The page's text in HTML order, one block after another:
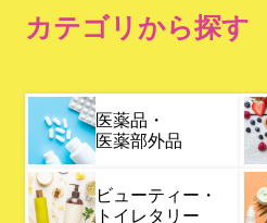
カテゴリから探す
医薬品・
医薬部外品
ビューティー・
トイレタリー